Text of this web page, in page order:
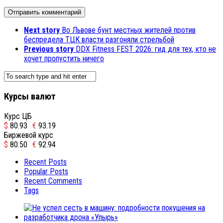
Next story Во Львове бунт местных жителей против
беспредела ТЦК власти разгоняли стрельбой
Previous story DDX Fitness FEST 2026: гид для тех, кто не
хочет пропустить ничего
Курсы валют
Курс ЦБ
$ 80.93 € 93.19
Биржевой курс
$ 80.50 € 92.94
Recent Posts
Popular Posts
Recent Comments
Tags